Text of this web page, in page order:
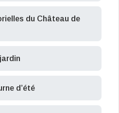
du Château de
d’été